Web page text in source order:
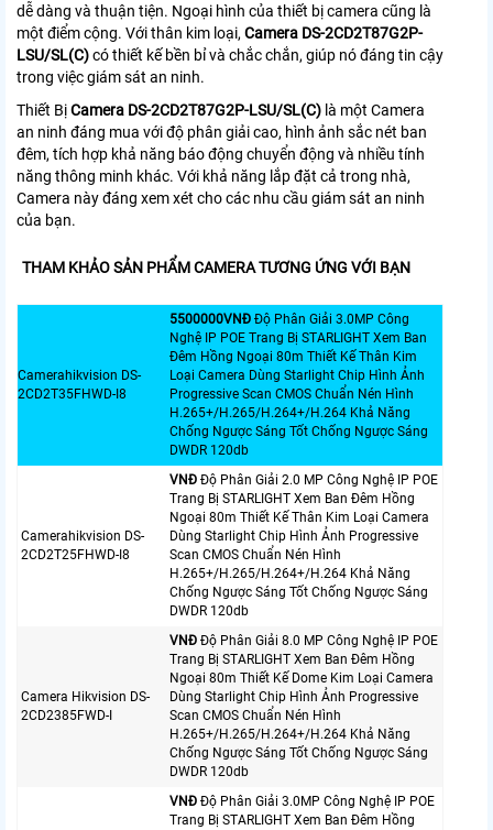
dễ dàng và thuận tiện. Ngoại hình của thiết bị camera cũng là
một điểm cộng. Với thân kim loại,Camera DS-2CD2T87G2P-
LSU/SL(C)có thiết kế bền bỉ và chắc chắn, giúp nó đáng tin cậy
trong việc giám sát an ninh.
Thiết BịCamera DS-2CD2T87G2P-LSU/SL(C) là một Camera
an ninh đáng mua với độ phân giải cao, hình ảnh sắc nét ban
đêm, tích hợp khả năng báo động chuyển động và nhiều tính
năng thông minh khác. Với khả năng lắp đặt cả trong nhà,
Camera này đáng xem xét cho các nhu cầu giám sát an ninh
của bạn.
THAM KHẢO SẢN PHẨM CAMERA TƯƠNG ỨNG VỚI BẠN
Camerahikvision DS-
2CD2T35FHWD-I8
5500000VNÐ Độ Phân Giải 3.0MP Công
Nghệ IP POE Trang Bị STARLIGHT Xem Ban
Đêm Hồng Ngoại 80m Thiết Kế Thân Kim
Loại Camera Dùng Starlight Chip Hình Ảnh
Progressive Scan CMOS Chuẩn Nén Hình
H.265+/H.265/H.264+/H.264 Khả Năng
Chống Ngược Sáng Tốt Chống Ngược Sáng
DWDR 120db
Camerahikvision DS-
2CD2T25FHWD-I8
VNÐ Độ Phân Giải 2.0 MP Công Nghệ IP POE
Trang Bị STARLIGHT Xem Ban Đêm Hồng
Ngoại 80m Thiết Kế Thân Kim Loại Camera
Dùng Starlight Chip Hình Ảnh Progressive
Scan CMOS Chuẩn Nén Hình
H.265+/H.265/H.264+/H.264 Khả Năng
Chống Ngược Sáng Tốt Chống Ngược Sáng
DWDR 120db
Camera Hikvision DS-
2CD2385FWD-I
VNÐ Độ Phân Giải 8.0 MP Công Nghệ IP POE
Trang Bị STARLIGHT Xem Ban Đêm Hồng
Ngoại 80m Thiết Kế Dome Kim Loại Camera
Dùng Starlight Chip Hình Ảnh Progressive
Scan CMOS Chuẩn Nén Hình
H.265+/H.265/H.264+/H.264 Khả Năng
Chống Ngược Sáng Tốt Chống Ngược Sáng
DWDR 120db
VNÐ Độ Phân Giải 3.0MP Công Nghệ IP POE
Trang Bị STARLIGHT Xem Ban Đêm Hồng